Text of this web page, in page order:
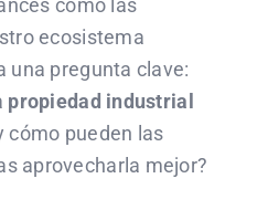
como las
ecosistema
una pregunta clave:
propiedad industrial
cómo pueden las
aprovecharla mejor?